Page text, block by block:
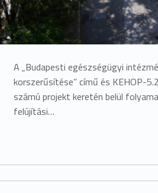
A „Budapesti egészségügyi
korszerűsítése” című és KEHOP-
számú projekt keretén belül
felújítási…